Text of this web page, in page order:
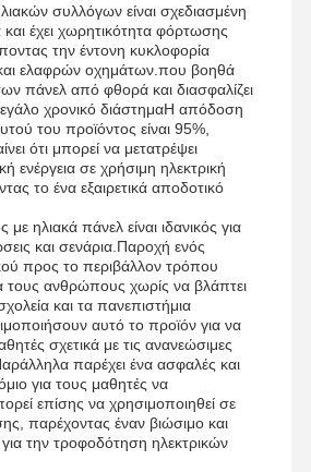
σωλήνων
δίσκου
Φραγματισμού
ηλιακών συλλεκτών
τοποθέτησης
συλλόγων είναι σχεδιασμένη
έχει χωρητικότητα φόρτωσης
την έντονη κυκλοφορία
ελαφρών οχημάτων.που βοηθά
πάνελ από φθορά και διασφαλίζει
χρονικό διάστημαΗ απόδοση
του προϊόντος είναι 95%,
ότι μπορεί να μετατρέψει
ενέργεια σε χρήσιμη ηλεκτρική
το ένα εξαιρετικά αποδοτικό
ηλιακά πάνελ είναι ιδανικός για
και σενάρια.Παροχή ενός
προς το περιβάλλον τρόπου
τους ανθρώπους χωρίς να βλάπτει
και τα πανεπιστήμια
αυτό το προϊόν για να
σχετικά με τις ανανεώσιμες
παρέχει ένα ασφαλές και
για τους μαθητές να
επίσης να χρησιμοποιηθεί σε
παρέχοντας έναν βιώσιμο και
την τροφοδότηση ηλεκτρικών